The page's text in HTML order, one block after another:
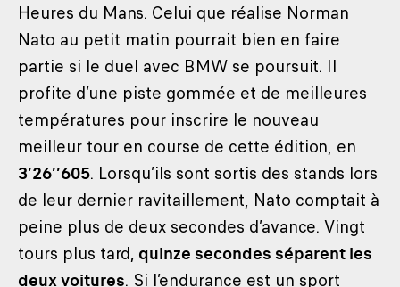
Heures du Mans. Celui que réalise Norman
Nato au petit matin pourrait bien en faire
partie si le duel avec BMW se poursuit. Il
profite d’une piste gommée et de meilleures
températures pour inscrire le nouveau
meilleur tour en course de cette édition, en
3’26’’605. Lorsqu’ils sont sortis des stands lors
de leur dernier ravitaillement, Nato comptait à
peine plus de deux secondes d’avance. Vingt
tours plus tard, quinze secondes séparent les
deux voitures. Si l’endurance est un sport